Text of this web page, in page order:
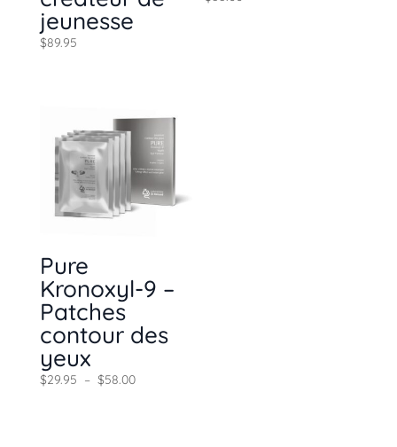
jeunesse
$89.95
Pure
Kronoxyl-9 –
Patches
contour des
yeux
$29.95 – $58.00Plage